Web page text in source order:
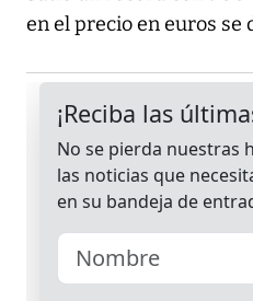
en el precio en euros se